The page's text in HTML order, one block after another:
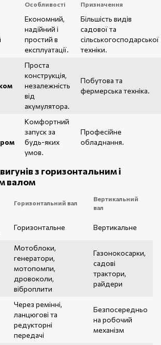
Особливості Призначення
Економний,
надійний і
простий в
експлуатації.
Більшість видів
садової та
сільськогосподарської
техніки.
Проста
конструкція,
незалежність
від
акумулятора.
Побутова та
фермерська техніка.
Комфортний
запуск за
будь-яких
умов.
Професійне
обладнання.
з горизонтальним і
валом
Горизонтальний вал
Вертикальний
вал
Горизонтальне Вертикальне
Мотоблоки,
генератори,
мотопомпи,
дровоколи,
віброплити
Газонокосарки,
садові
трактори,
райдери
Через ремінні,
ланцюгові та
редукторні
передачі
Безпосередньо
на робочий
механізм